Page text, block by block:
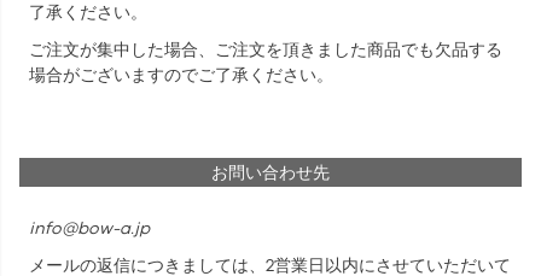
了承ください。
ご注文が集中した場合、ご注文を頂きました商品でも欠品する
場合がございますのでご了承ください。
お問い合わせ先
info@bow-a.jp
メールの返信につきましては、2営業日以内にさせていただいて